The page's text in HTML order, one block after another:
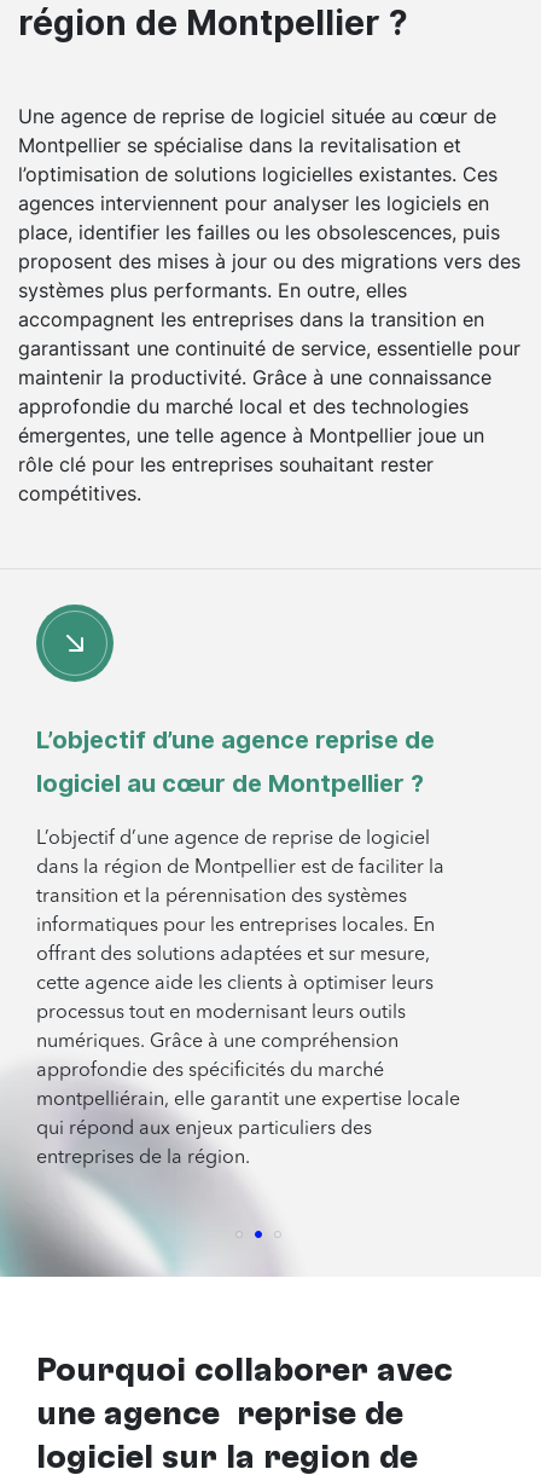
région de Montpellier ?
Une agence de reprise de logiciel située au cœur de
Montpellier se spécialise dans la revitalisation et
l’optimisation de solutions logicielles existantes. Ces
agences interviennent pour analyser les logiciels en
place, identifier les failles ou les obsolescences, puis
proposent des mises à jour ou des migrations vers des
systèmes plus performants. En outre, elles
accompagnent les entreprises dans la transition en
garantissant une continuité de service, essentielle pour
maintenir la productivité. Grâce à une connaissance
approfondie du marché local et des technologies
émergentes, une telle agence à Montpellier joue un
rôle clé pour les entreprises souhaitant rester
compétitives.
L’objectif d’une agence reprise de
logiciel au cœur de Montpellier ?
L’objectif d’une agence de reprise de logiciel
dans la région de Montpellier est de faciliter la
transition et la pérennisation des systèmes
informatiques pour les entreprises locales. En
offrant des solutions adaptées et sur mesure,
cette agence aide les clients à optimiser leurs
processus tout en modernisant leurs outils
numériques. Grâce à une compréhension
approfondie des spécificités du marché
montpelliérain, elle garantit une expertise locale
qui répond aux enjeux particuliers des
entreprises de la région.
Pourquoi collaborer avec
une agence reprise de
logiciel sur la région de